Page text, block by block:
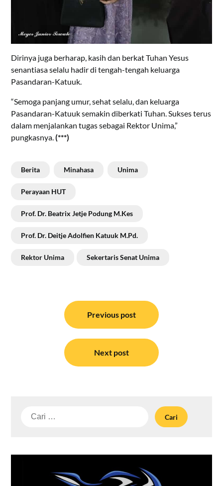
Dirinya juga berharap, kasih dan berkat Tuhan Yesus
senantiasa selalu hadir di tengah-tengah keluarga
Pasandaran-Katuuk.
“Semoga panjang umur, sehat selalu, dan keluarga
Pasandaran-Katuuk semakin diberkati Tuhan. Sukses terus
dalam menjalankan tugas sebagai Rektor Unima,”
pungkasnya.(***)
Berita Minahasa Unima
Perayaan HUT
Prof. Dr. Beatrix Jetje Podung M.Kes
Prof. Dr. Deitje Adolfien Katuuk M.Pd.
Rektor Unima Sekertaris Senat Unima
Previous post
Next post
Cari